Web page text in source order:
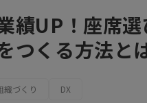
績UP！座席選
つくる方法と
織づくり DX